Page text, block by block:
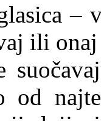
ili
od